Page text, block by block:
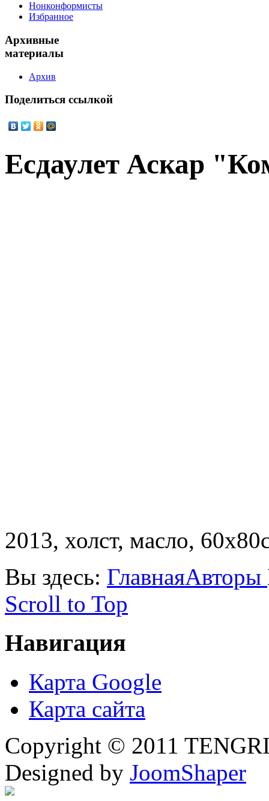
Нонконформисты
Избранное
Архивные
материалы
Архив
Поделиться ссылкой
Есдаулет Аскар
2013, холст, масло,
Вы здесь: ГлавнаяАвторы
Scroll to Top
Навигация
Карта Google
Карта сайта
Copyright © 2011
Designed by JoomShaper